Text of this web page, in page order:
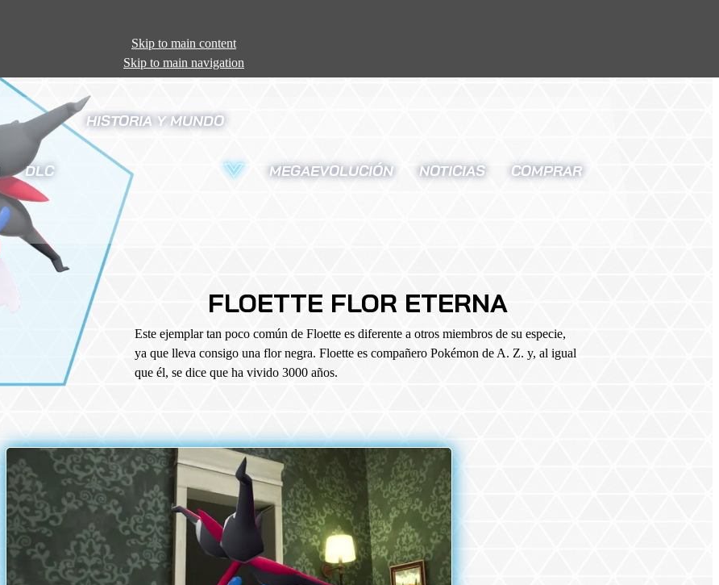
Skip to main content
Skip to main navigation
DLC
HISTORIA Y MUNDO
MEGAEVOLUCIÓN NOTICIAS COMPRAR
FLOETTE FLOR ETERNA
Este ejemplar tan poco común de Floette es diferente a otros miembros de su especie,
ya que lleva consigo una flor negra. Floette es compañero Pokémon de A. Z. y, al igual
que él, se dice que ha vivido 3000 años.